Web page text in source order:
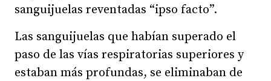
sanguijuelas reventadas “ipso facto”.
Las sanguijuelas que habían superado el
paso de las vías respiratorias superiores y
estaban más profundas, se eliminaban de